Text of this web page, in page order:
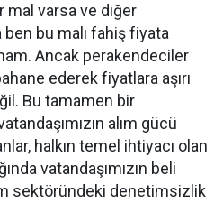
mal varsa ve diğer
bu malı fahiş fiyata
Ancak perakendeciler
ederek fiyatlara aşırı
Bu tamamen bir
alım gücü
halkın temel ihtiyacı olan
vatandaşımızın beli
sektöründeki denetimsizlik